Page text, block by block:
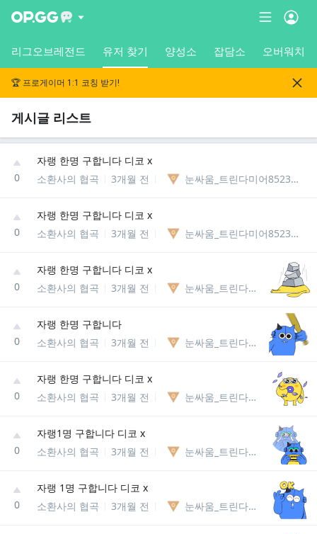
리그오브레전드 유저 찾기 양성소 잡담소 오버워치
🏆 프로게이머 1:1 코칭 받기!
게시글 리스트
0
자랭 한명 구합니다 디코 x
소환사의 협곡
3개월 전 눈싸움_트린다미어85238127740
0
자랭 한명 구합니다 디코 x
소환사의 협곡
3개월 전 눈싸움_트린다미어85238127740
0
자랭 한명 구합니다 디코 x
소환사의 협곡
3개월 전 눈싸움_트린다미어85238127740
0
자랭 한명 구합니다
소환사의 협곡
3개월 전 눈싸움_트린다미어85238127740
0
자랭 한명 구합니다 디코 x
소환사의 협곡
3개월 전 눈싸움_트린다미어85238127740
0
자랭1명 구합니다 디코 x
소환사의 협곡
3개월 전 눈싸움_트린다미어85238127740
0
자랭 1명 구합니다 디코 x
소환사의 협곡
3개월 전 눈싸움_트린다미어85238127740